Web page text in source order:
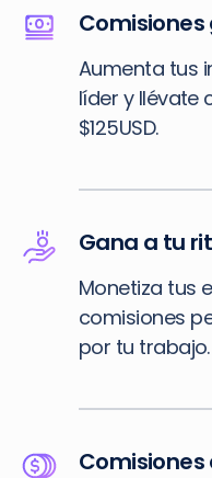
Aumenta tus
líder y llévate
$125USD.
Gana a tu
Monetiza tus
comisiones
por tu trabajo.